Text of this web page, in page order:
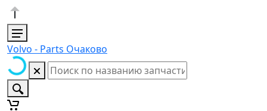
Volvo - Parts Очаково